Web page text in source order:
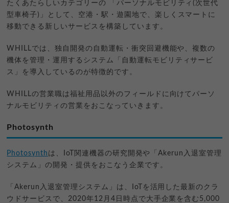
たくあたらしいカテゴリーの 「パーソナルモビリティ(次世代
型車椅子)」として、空港・駅・遊園地で、楽しくスマートに
移動できる新しいサービスを構築しています。
WHILLでは、独自開発の自動運転・衝突回避機能や、複数の
機体を管理・運用するシステム「自動運転モビリティサービ
ス」を導入しているのが特徴的です。
WHILLの営業職は福祉用品以外のフィールドに向けてパーソ
ナルモビリティの営業をおこなっていきます。
Photosynth
Photosynth は、IoT関連機器の研究開発や「Akerun入退室管理
システム」の開発・提供をおこなう企業です。
「Akerun入退室管理システム」は、IoTを活用した最新のクラ
ウドサービスで、2020年12月4日時点で大手企業を含む5,000